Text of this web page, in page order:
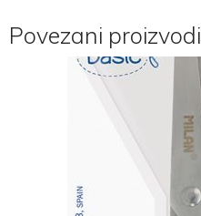
Povezani proizvodi